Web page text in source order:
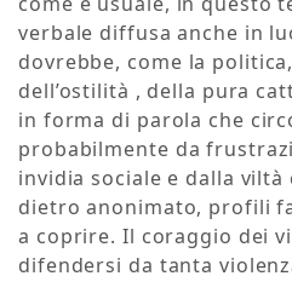
verbale diffusa anche in
dovrebbe, come la
dell’ostilità , della pura
in forma di parola che
probabilmente da
invidia sociale e dalla
dietro anonimato, profili
a coprire. Il coraggio dei
difendersi da tanta